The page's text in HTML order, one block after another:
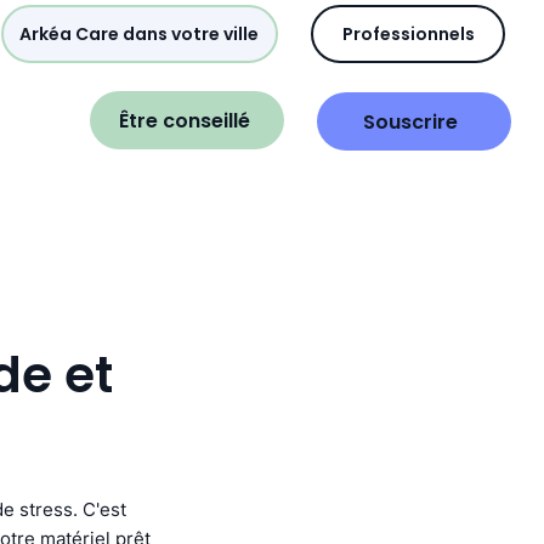
Arkéa Care dans votre ville Professionnels
Être conseillé Souscrire
et
stress. C'est
matériel prêt